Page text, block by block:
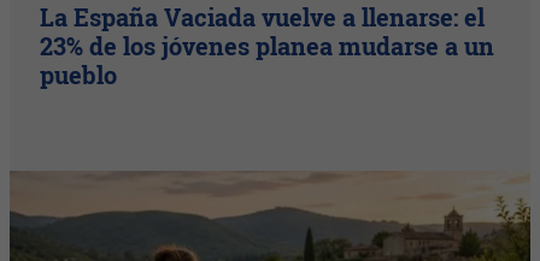
La España Vaciada vuelve a llenarse: el
23% de los jóvenes planea mudarse a un
pueblo